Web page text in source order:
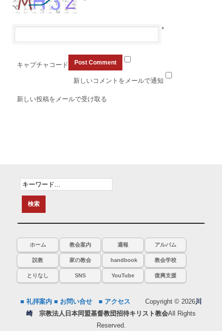
キャプチャコード
*
新しいコメントをメールで通知
新しい投稿をメールで受け取る
ホーム 教会案内 週報 アルバム
説教 家の教会 handbook 教会学校
とりなし SNS YouTube 復興支援
■ 礼拝案内 ■ お問い合せ ■ アクセス Copyright © 2026川
崎
宗教法人日本同盟基督教団招待キリスト教会All Rights
Reserved.